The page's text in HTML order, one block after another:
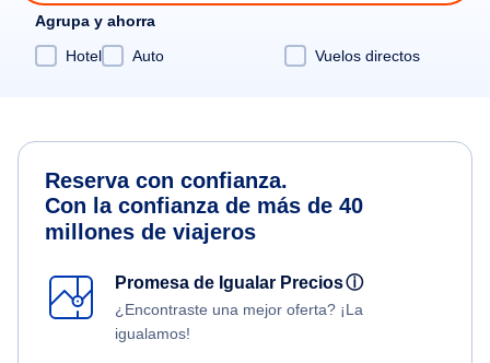
Agrupa y ahorra
Hotel
Auto Vuelos directos
Reserva con confianza.
Con la confianza de más de 40
millones de viajeros
Promesa de Igualar Preciosⓘ
¿Encontraste una mejor oferta? ¡La
igualamos!